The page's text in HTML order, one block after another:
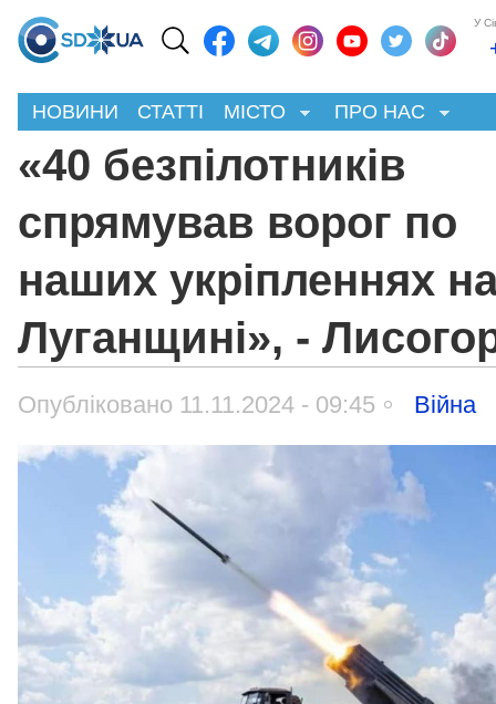
У
НОВИНИ СТАТТІ МІСТО ПРО НАС
«40 безпілотників
спрямував ворог по
наших укріпленнях
Луганщині», -
Опубліковано 11.11.2024 - 09:45 Війна